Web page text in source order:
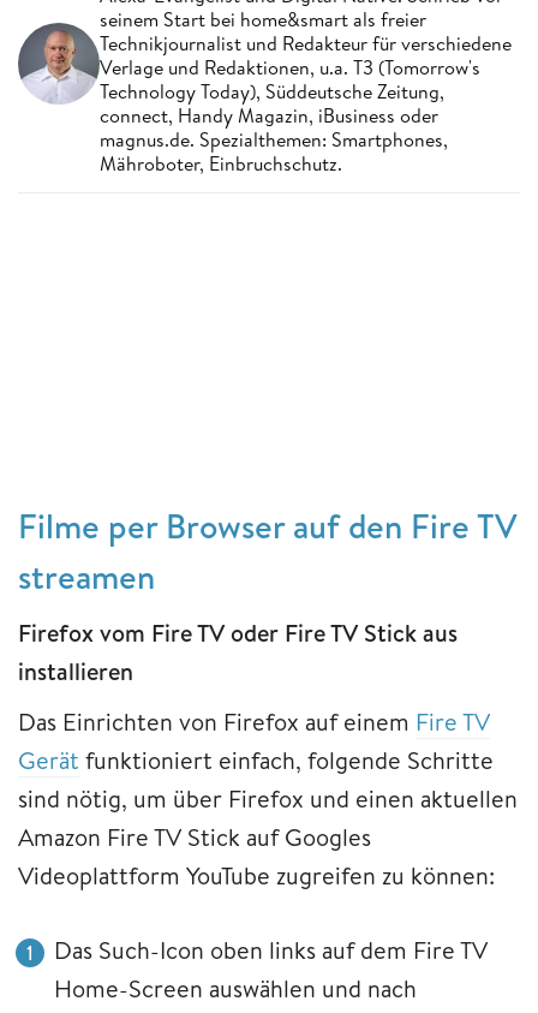
seinem Start bei home&smart als freier
Technikjournalist und Redakteur für verschiedene
Verlage und Redaktionen, u.a. T3 (Tomorrow's
Technology Today), Süddeutsche Zeitung,
connect, Handy Magazin, iBusiness oder
magnus.de. Spezialthemen: Smartphones,
Mähroboter, Einbruchschutz.
Filme per Browser auf den Fire TV
streamen
Firefox vom Fire TV oder Fire TV Stick aus
installieren
Das Einrichten von Firefox auf einem Fire TV
Gerät funktioniert einfach, folgende Schritte
sind nötig, um über Firefox und einen aktuellen
Amazon Fire TV Stick auf Googles
Videoplattform YouTube zugreifen zu können:
Das Such-Icon oben links auf dem Fire TV
Home-Screen auswählen und nach